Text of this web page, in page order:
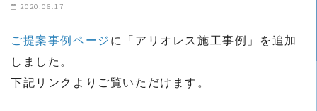
2020.06.17
ご提案事例ページ に「アリオレス施工事例」を追加
しました。
下記リンクよりご覧いただけます。